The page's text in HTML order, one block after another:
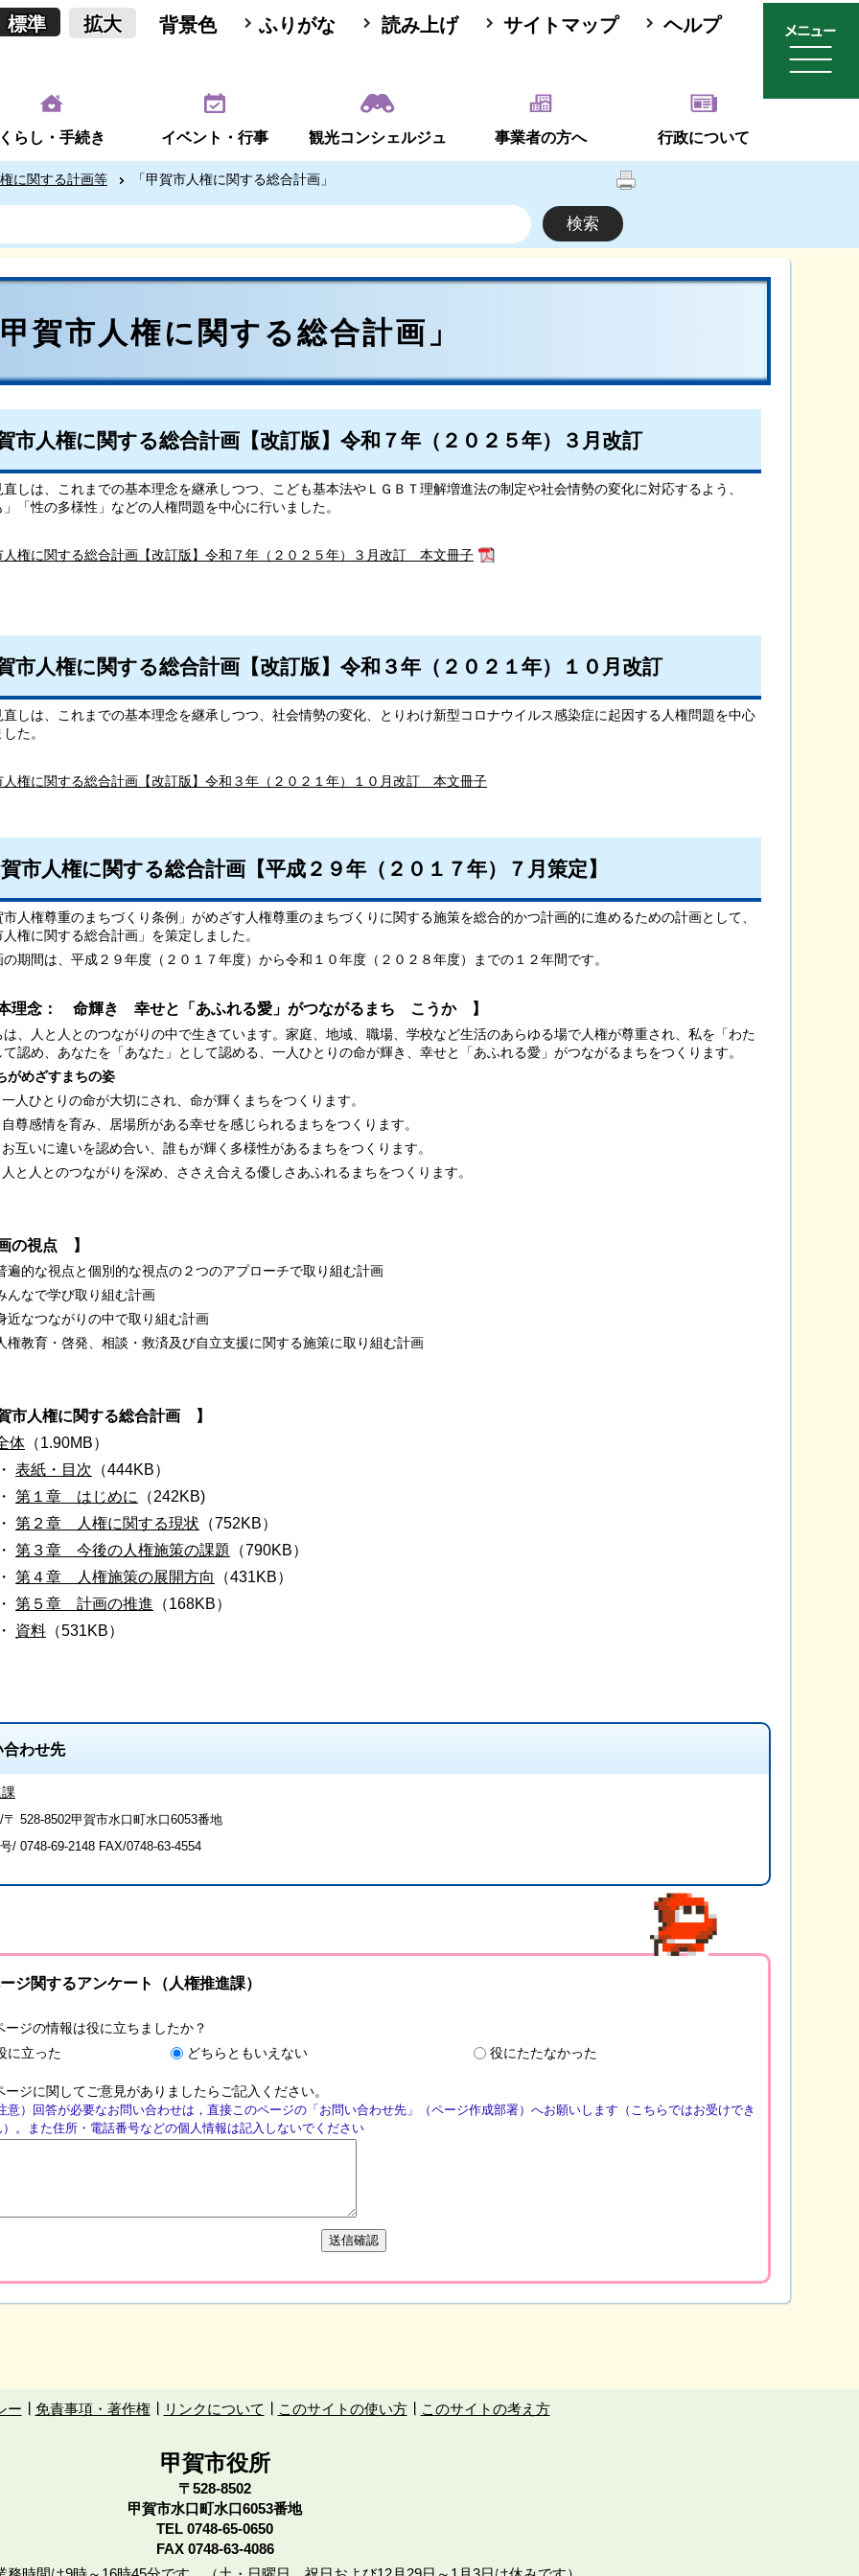
標準 拡大 背景色 ふりがな 読み上げ サイトマップ ヘルプ
くらし・手続き イベント・行事 観光コンシェルジュ 事業者の方へ 行政について
権に関する計画等 「甲賀市人権に関する総合計画」
甲賀市人権に関する総合計画」
市人権に関する総合計画【改訂版】令和７年（２０２５年）３月改訂
しは、これまでの基本理念を継承しつつ、こども基本法やＬＧＢＴ理解増進法の制定や社会情勢の変化に対応するよう、
」「性の多様性」などの人権問題を中心に行いました。
人権に関する総合計画【改訂版】令和７年（２０２５年）３月改訂 本文冊子
市人権に関する総合計画【改訂版】令和３年（２０２１年）１０月改訂
直しは、これまでの基本理念を継承しつつ、社会情勢の変化、とりわけ新型コロナウイルス感染症に起因する人権問題を中心
た。
人権に関する総合計画【改訂版】令和３年（２０２１年）１０月改訂 本文冊子
市人権に関する総合計画【平成２９年（２０１７年）７月策定】
人権尊重のまちづくり条例」がめざす人権尊重のまちづくりに関する施策を総合的かつ計画的に進めるための計画として、
人権に関する総合計画」を策定しました。
期間は、平成２９年度（２０１７年度）から令和１０年度（２０２８年度）までの１２年間です。
理念： 命輝き 幸せと「あふれる愛」がつながるまち こうか 】
、人と人とのつながりの中で生きています。家庭、地域、職場、学校など生活のあらゆる場で人権が尊重され、私を「わた
て認め、あなたを「あなた」として認める、一人ひとりの命が輝き、幸せと「あふれる愛」がつながるまちをつくります。
がめざすまちの姿
とりの命が大切にされ、命が輝くまちをつくります。
情を育み、居場所がある幸せを感じられるまちをつくります。
に違いを認め合い、誰もが輝く多様性があるまちをつくります。
とのつながりを深め、ささえ合える優しさあふれるまちをつくります。
の視点 】
的な視点と個別的な視点の２つのアプローチで取り組む計画
なで学び取り組む計画
なつながりの中で取り組む計画
教育・啓発、相談・救済及び自立支援に関する施策に取り組む計画
市人権に関する総合計画 】
体 （1.90MB）
表紙・目次 （444KB）
第１章 はじめに
（242KB)
第２章 人権に関する現状 （752KB）
第３章 今後の人権施策の課題
（790KB）
第４章 人権施策の展開方向
（431KB）
第５章 計画の推進 （168KB）
資料 （531KB）
合わせ先
〒 528-8502甲賀市水口町水口6053番地
/ 0748-69-2148 FAX/0748-63-4554
ジ関するアンケート（人権推進課）
ージの情報は役に立ちましたか？
に立った
どちらともいえない 役にたたなかった
ージに関してご意見がありましたらご記入ください。
意）回答が必要なお問い合わせは，直接このページの「お問い合わせ先」（ページ作成部署）へお願いします（こちらではお受けでき
）。また住所・電話番号などの個人情報は記入しないでください
ー 免責事項・著作権 リンクについて このサイトの使い方 このサイトの考え方
甲賀市役所
〒528-8502
甲賀市水口町水口6053番地
TEL 0748-65-0650
FAX 0748-63-4086